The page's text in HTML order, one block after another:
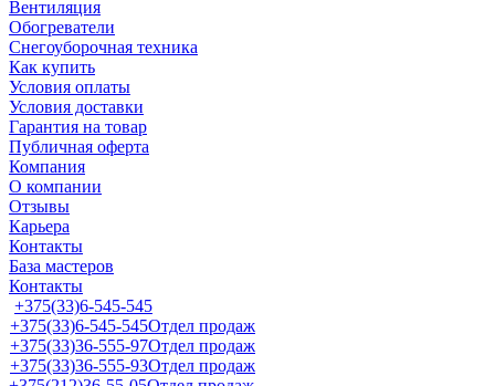
Вентиляция
Обогреватели
Снегоуборочная техника
Как купить
Условия оплаты
Условия доставки
Гарантия на товар
Публичная оферта
Компания
О компании
Отзывы
Карьера
Контакты
База мастеров
Контакты
+375(33)6-545-545
+375(33)6-545-545Отдел продаж
+375(33)36-555-97Отдел продаж
+375(33)36-555-93Отдел продаж